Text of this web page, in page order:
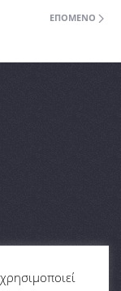
ΕΠΌΜΕΝΟ